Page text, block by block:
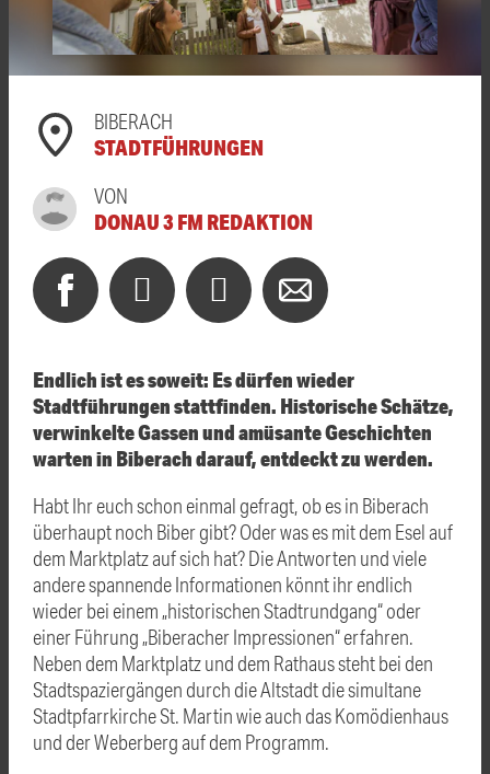
BIBERACH
STADTFÜHRUNGEN
VON
DONAU 3 FM REDAKTION
Endlich ist es soweit: Es dürfen wieder
Stadtführungen stattfinden. Historische Schätze,
verwinkelte Gassen und amüsante Geschichten
warten in Biberach darauf, entdeckt zu werden.
Habt Ihr euch schon einmal gefragt, ob es in Biberach
überhaupt noch Biber gibt? Oder was es mit dem Esel auf
dem Marktplatz auf sich hat? Die Antworten und viele
andere spannende Informationen könnt ihr endlich
wieder bei einem „historischen Stadtrundgang“ oder
einer Führung „Biberacher Impressionen“ erfahren.
Neben dem Marktplatz und dem Rathaus steht bei den
Stadtspaziergängen durch die Altstadt die simultane
Stadtpfarrkirche St. Martin wie auch das Komödienhaus
und der Weberberg auf dem Programm.